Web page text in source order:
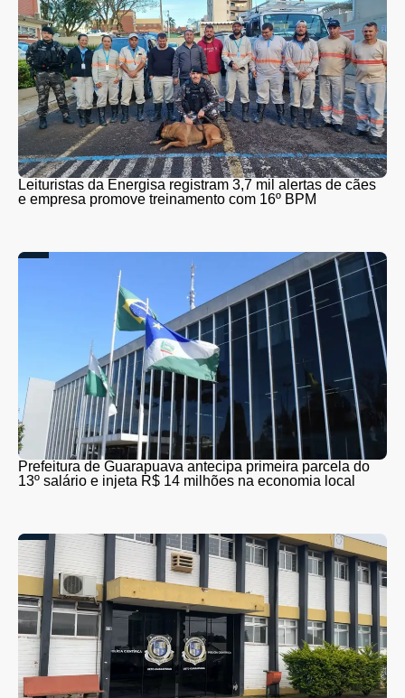
Leituristas da Energisa registram 3,7 mil alertas de cães
e empresa promove treinamento com 16º BPM
Prefeitura de Guarapuava antecipa primeira parcela do
13º salário e injeta R$ 14 milhões na economia local